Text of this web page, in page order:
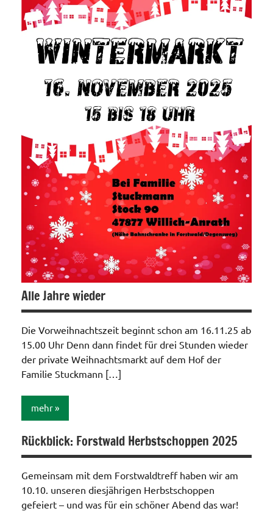
Alle Jahre wieder
Die Vorweihnachtszeit beginnt schon am 16.11.25 ab
15.00 Uhr Denn dann findet für drei Stunden wieder
der private Weihnachtsmarkt auf dem Hof der
Familie Stuckmann […]
mehr
Allgemein
Rückblick: Forstwald Herbstschoppen 2025
Gemeinsam mit dem Forstwaldtreff haben wir am
10.10. unseren diesjährigen Herbstschoppen
gefeiert – und was für ein schöner Abend das war!